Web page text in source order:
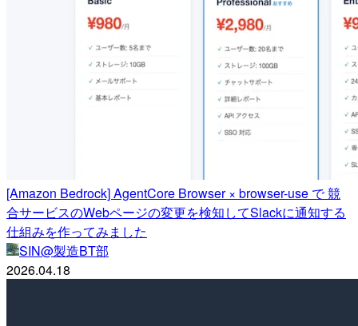
[Amazon Bedrock] AgentCore Browser × browser-use で 競
合サービスのWebページの変更を検知してSlackに通知する
仕組みを作ってみました
SIN@製造BT部
2026.04.18